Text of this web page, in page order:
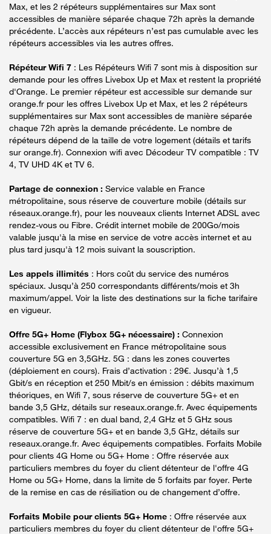
Max, et les 2 répéteurs supplémentaires sur Max sont
accessibles de manière séparée chaque 72h après la demande
précédente. L’accès aux répéteurs n’est pas cumulable avec les
répéteurs accessibles via les autres offres.
Répéteur Wifi 7 : Les Répéteurs Wifi 7 sont mis à disposition sur
demande pour les offres Livebox Up et Max et restent la propriété
d'Orange. Le premier répéteur est accessible sur demande sur
orange.fr pour les offres Livebox Up et Max, et les 2 répéteurs
supplémentaires sur Max sont accessibles de manière séparée
chaque 72h après la demande précédente. Le nombre de
répéteurs dépend de la taille de votre logement (détails et tarifs
sur orange.fr). Connexion wifi avec Décodeur TV compatible : TV
4, TV UHD 4K et TV 6.
Partage de connexion : Service valable en France
métropolitaine, sous réserve de couverture mobile (détails sur
réseaux.orange.fr), pour les nouveaux clients Internet ADSL avec
rendez-vous ou Fibre. Crédit internet mobile de 200Go/mois
valable jusqu'à la mise en service de votre accès internet et au
plus tard jusqu'à 12 mois suivant la souscription.
Les appels illimités : Hors coût du service des numéros
spéciaux. Jusqu’à 250 correspondants différents/mois et 3h
maximum/appel. Voir la liste des destinations sur la fiche tarifaire
en vigueur.
Offre 5G+ Home (Flybox 5G+ nécessaire) : Connexion
accessible exclusivement en France métropolitaine sous
couverture 5G en 3,5GHz. 5G : dans les zones couvertes
(déploiement en cours). Frais d’activation : 29€. Jusqu’à 1,5
Gbit/s en réception et 250 Mbit/s en émission : débits maximum
théoriques, en Wifi 7, sous réserve de couverture 5G+ et en
bande 3,5 GHz, détails sur reseaux.orange.fr. Avec équipements
compatibles. Wifi 7 : en dual band, 2,4 GHz et 5 GHz sous
réserve de couverture 5G+ et en bande 3,5 GHz, détails sur
reseaux.orange.fr. Avec équipements compatibles. Forfaits Mobile
pour clients 4G Home ou 5G+ Home : Offre réservée aux
particuliers membres du foyer du client détenteur de l'offre 4G
Home ou 5G+ Home, dans la limite de 5 forfaits par foyer. Perte
de la remise en cas de résiliation ou de changement d’offre.
Forfaits Mobile pour clients 5G+ Home : Offre réservée aux
particuliers membres du foyer du client détenteur de l'offre 5G+